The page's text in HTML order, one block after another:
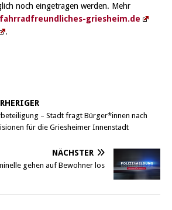
noch eingetragen werden. Mehr
griesheim.de
.
– Stadt fragt Bürger*innen nach
für die Griesheimer Innenstadt
NÄCHSTER
gehen auf Bewohner los